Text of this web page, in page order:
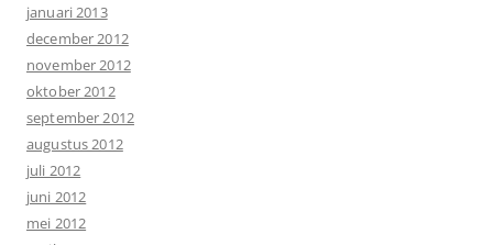
januari 2013
december 2012
november 2012
oktober 2012
september 2012
augustus 2012
juli 2012
juni 2012
mei 2012